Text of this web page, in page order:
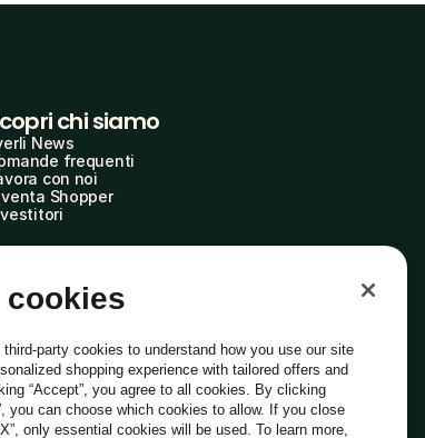
chi siamo
News
frequenti
con noi
Shopper
Italiano
cookies
party cookies to understand how you use our site
shopping experience with tailored offers and
“Accept”, you agree to all cookies. By clicking
you can choose which cookies to allow. If you close
only essential cookies will be used. To learn more,